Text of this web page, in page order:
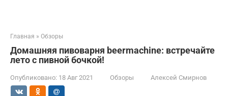
Главная » Обзоры
Домашняя пивоварня beermachine: встречайте
лето с пивной бочкой!
Опубликовано: 18 Авг 2021 Обзоры Алексей Смирнов